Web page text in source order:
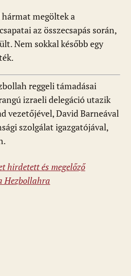
megöltek a
az összecsapás során,
Nem sokkal később egy
reggeli támadásai
izraeli delegáció utazik
vezetőjével, David Barneával
szolgálat igazgatójával,
hirdetett és megelőző
Hezbollahra